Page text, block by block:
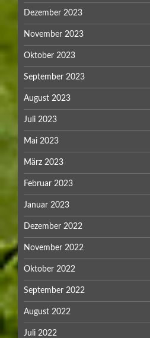
Dezember 2023
November 2023
Oktober 2023
September 2023
August 2023
Juli 2023
Mai 2023
März 2023
Februar 2023
Januar 2023
Dezember 2022
November 2022
Oktober 2022
September 2022
August 2022
Juli 2022